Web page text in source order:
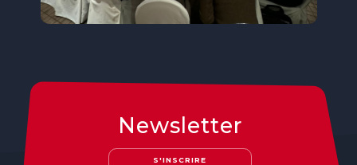
Newsletter
S'INSCRIRE